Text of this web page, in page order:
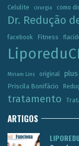
Celulite cirurgia como
Dr. Redução
facebook Fitness
Miriam Lins original
Priscila Bonifácio
tratamento
ARTIGOS